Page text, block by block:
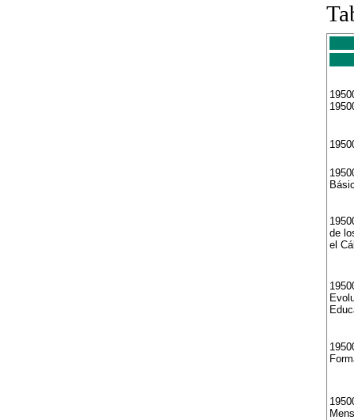
de
el